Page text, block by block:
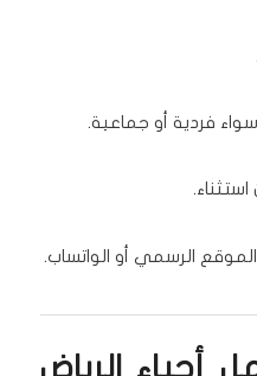
فردية أو جماعية.
الرسمي أو الواتساب.
أحياء الرياض